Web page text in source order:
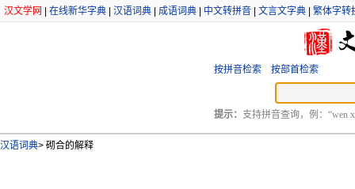
汉文学网 在线新华字典 汉语词典 成语词典 中文转拼音 文言文字典 繁体字转
按拼音检索 按部首检索
提示： 支持拼音查询，例：“wen
汉语词典> 砌合的解释